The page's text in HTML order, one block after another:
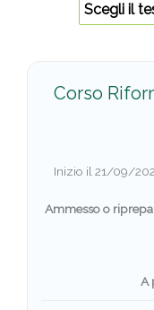
Scegli il
Corso
Inizio il 21/09/
Ammesso o
A